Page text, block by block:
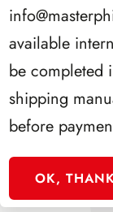
available
be completed
shipping
before
OK,